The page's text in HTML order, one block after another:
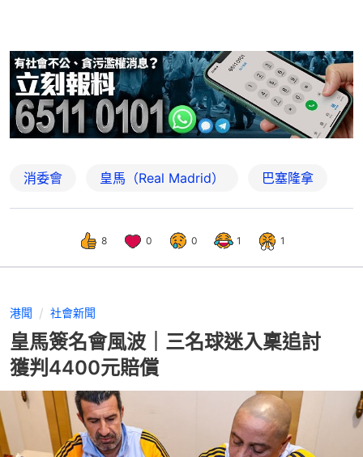
消委會 皇馬（Real Madrid） 巴塞隆拿
8 0 0 1 1
港聞 社會新聞
皇馬簽名會風波｜三名球迷入稟追討
獲判4400元賠償